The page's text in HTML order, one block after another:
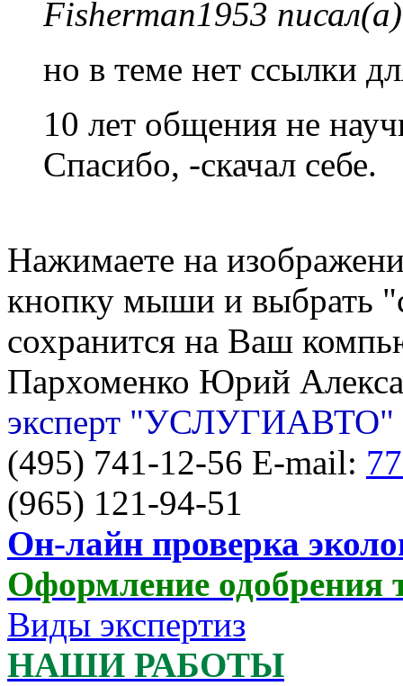
Fisherman1953
но в теме нет ссылки
10 лет общения не
Спасибо, -скачал себе.
Нажимаете на
кнопку мыши и выбрать
сохранится на Ваш
Пархоменко Юрий
эксперт "УСЛУГИАВТО"
(495) 741-12-56 E-mail:
(965) 121-94-51
Он-лайн проверка
Оформление
Виды экспертиз
НАШИ РАБОТЫ